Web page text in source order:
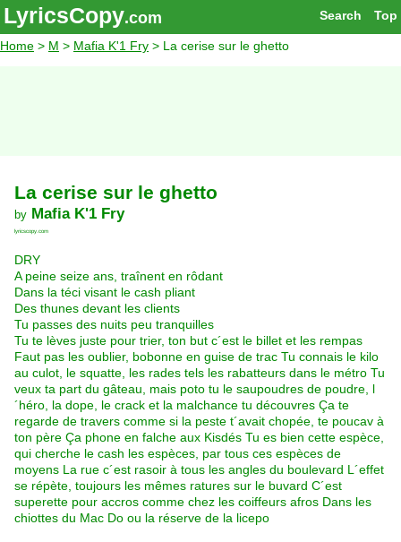
Top
Search
LyricsCopy.com
Home > M > Mafia K'1 Fry > La cerise sur le ghetto
La cerise sur le ghetto
by Mafia K'1 Fry
lyricscopy.com
DRY
A peine seize ans, traînent en rôdant
Dans la téci visant le cash pliant
Des thunes devant les clients
Tu passes des nuits peu tranquilles
Tu te lèves juste pour trier, ton but c´est le billet et les rempas
Faut pas les oublier, bobonne en guise de trac Tu connais le kilo
au culot, le squatte, les rades tels les rabatteurs dans le métro Tu
veux ta part du gâteau, mais poto tu le saupoudres de poudre, l
´héro, la dope, le crack et la malchance tu découvres Ça te
regarde de travers comme si la peste t´avait chopée, te poucav à
ton père Ça phone en falche aux Kisdés Tu es bien cette espèce,
qui cherche le cash les espèces, par tous ces espèces de
moyens La rue c´est rasoir à tous les angles du boulevard L´effet
se répète, toujours les mêmes ratures sur le buvard C´est
superette pour accros comme chez les coiffeurs afros Dans les
chiottes du Mac Do ou la réserve de la licepo